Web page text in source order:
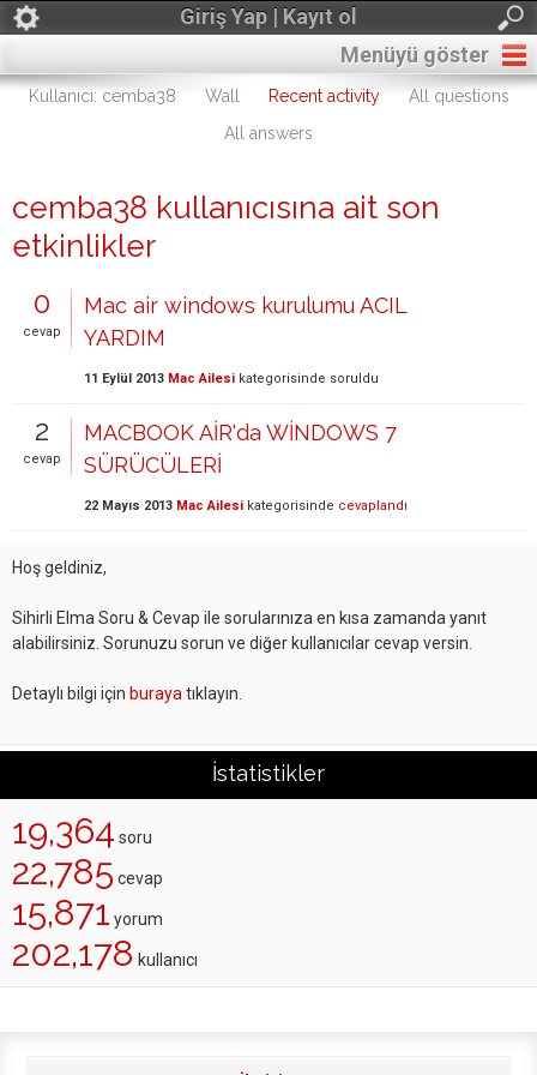
Giriş Yap | Kayıt ol
Menüyü göster
Kullanıcı: cemba38 Wall Recent activity
All questions
All answers
cemba38 kullanıcısına ait son
etkinlikler
0
cevap
Mac air windows kurulumu ACIL
YARDIM
11 Eylül 2013 Mac Ailesi kategorisinde soruldu
2
cevap
MACBOOK AİR'da WİNDOWS 7
SÜRÜCÜLERİ
22 Mayıs 2013 Mac Ailesi kategorisinde cevaplandı
Hoş geldiniz,
Sihirli Elma Soru & Cevap ile sorularınıza en kısa zamanda yanıt
alabilirsiniz. Sorunuzu sorun ve diğer kullanıcılar cevap versin.
Detaylı bilgi için buraya tıklayın.
İstatistikler
19,364 soru
22,785 cevap
15,871 yorum
202,178 kullanıcı